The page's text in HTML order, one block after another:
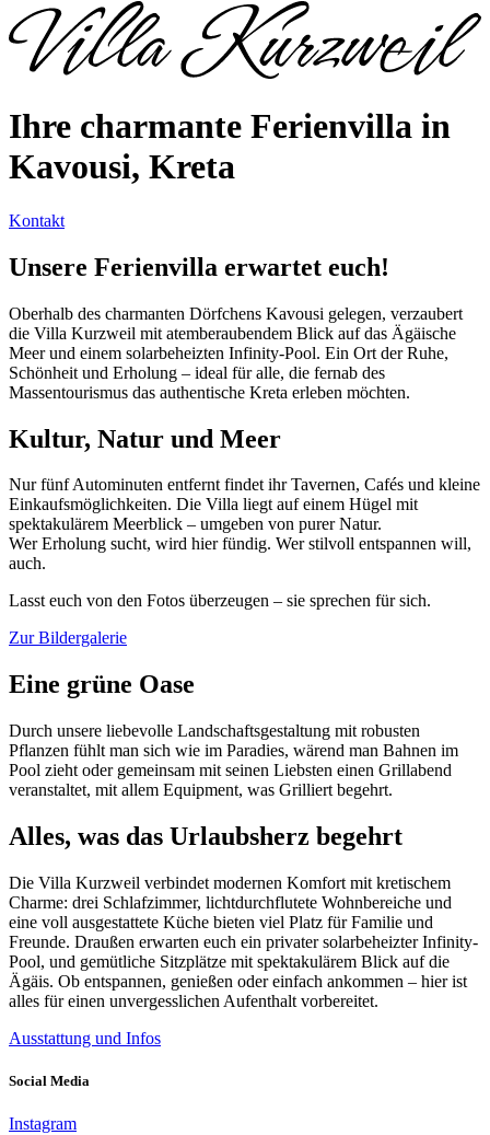
Ihre charmante Ferienvilla in
Kavousi, Kreta
Kontakt
Unsere Ferienvilla erwartet euch!
Oberhalb des charmanten Dörfchens Kavousi gelegen, verzaubert
die Villa Kurzweil mit atemberaubendem Blick auf das Ägäische
Meer und einem solarbeheizten Infinity-Pool. Ein Ort der Ruhe,
Schönheit und Erholung – ideal für alle, die fernab des
Massentourismus das authentische Kreta erleben möchten.
Kultur, Natur und Meer
Nur fünf Autominuten entfernt findet ihr Tavernen, Cafés und kleine
Einkaufsmöglichkeiten. Die Villa liegt auf einem Hügel mit
spektakulärem Meerblick – umgeben von purer Natur.
Wer Erholung sucht, wird hier fündig. Wer stilvoll entspannen will,
auch.
Lasst euch von den Fotos überzeugen – sie sprechen für sich.
Zur Bildergalerie
Eine grüne Oase
Durch unsere liebevolle Landschaftsgestaltung mit robusten
Pflanzen fühlt man sich wie im Paradies, wärend man Bahnen im
Pool zieht oder gemeinsam mit seinen Liebsten einen Grillabend
veranstaltet, mit allem Equipment, was Grilliert begehrt.
Alles, was das Urlaubsherz begehrt​
Die Villa Kurzweil verbindet modernen Komfort mit kretischem
Charme: drei Schlafzimmer, lichtdurchflutete Wohnbereiche und
eine voll ausgestattete Küche bieten viel Platz für Familie und
Freunde. Draußen erwarten euch ein privater solarbeheizter Infinity-
Pool, und gemütliche Sitzplätze mit spektakulärem Blick auf die
Ägäis. Ob entspannen, genießen oder einfach ankommen – hier ist
alles für einen unvergesslichen Aufenthalt vorbereitet.
Ausstattung und Infos
Social Media
Instagram